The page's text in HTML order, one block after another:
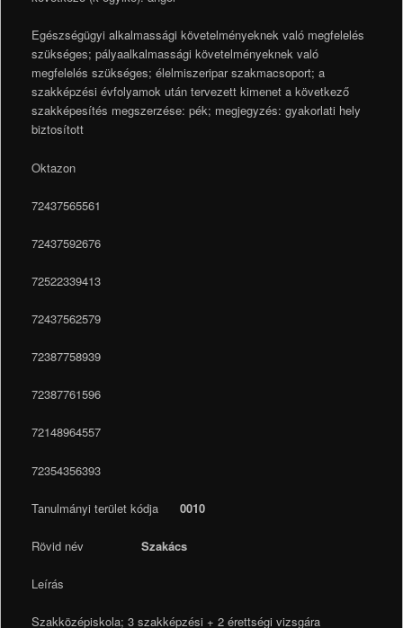
Egészségügyi alkalmassági követelményeknek való megfelelés
szükséges; pályaalkalmassági követelményeknek való
megfelelés szükséges; élelmiszeripar szakmacsoport; a
szakképzési évfolyamok után tervezett kimenet a következő
szakképesítés megszerzése: pék; megjegyzés: gyakorlati hely
biztosított
Oktazon
72437565561
72437592676
72522339413
72437562579
72387758939
72387761596
72148964557
72354356393
Tanulmányi terület kódja 0010
Rövid név Szakács
Leírás
Szakközépiskola; 3 szakképzési + 2 érettségi vizsgára